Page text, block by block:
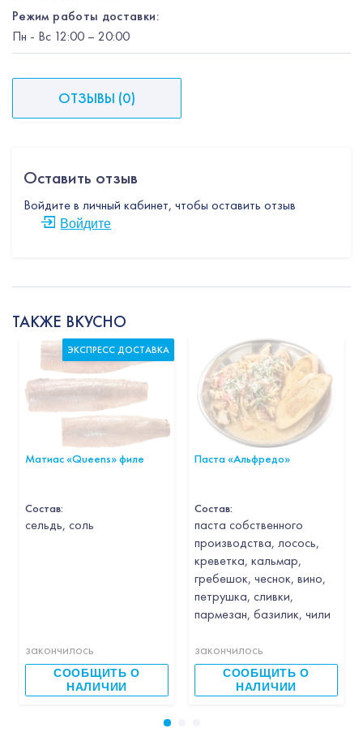
Режим работы доставки:
Пн - Вс 12:00 – 20:00
ОТЗЫВЫ (0)
Оставить отзыв
Войдите в личный кабинет, чтобы оставить отзыв
Войдите
ТАКЖЕ ВКУСНО
Матиас «Queens» филе
Состав:
cельдь, соль
закончилось
СООБЩИТЬ О
НАЛИЧИИ
ЭКСПРЕСС ДОСТАВКА
Паста «Альфредо»
Состав:
паста собственного
производства, лосось,
креветка, кальмар,
гребешок, чеснок, вино,
петрушка, сливки,
пармезан, базилик, чили
закончилось
СООБЩИТЬ О
НАЛИЧИИ